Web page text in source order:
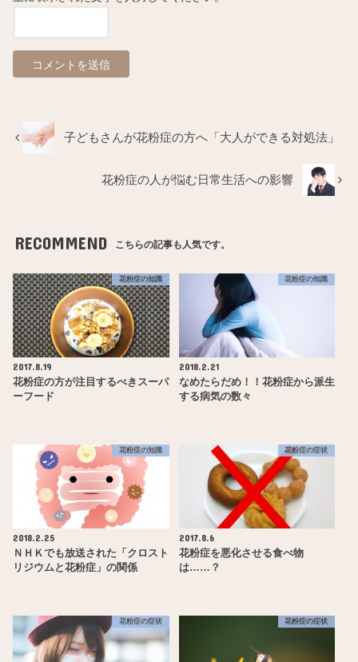
子どもさんが花粉症の方へ「大人ができる対処法」
花粉症の人が悩む日常生活への影響
RECOMMEND こちらの記事も人気です。
花粉症の知識
2017.8.19
花粉症の方が注目するべきスーパ
ーフード
花粉症の知識
2018.2.21
なめたらだめ！！花粉症から派生
する病気の数々
花粉症の知識
2018.2.25
ＮＨＫでも放送された「クロスト
リジウムと花粉症」の関係
花粉症の症状
2017.8.6
花粉症を悪化させる食べ物
は……？
花粉症の症状 花粉症の症状